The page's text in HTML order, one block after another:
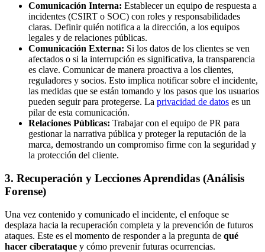
Comunicación Interna: Establecer un equipo de respuesta a
incidentes (CSIRT o SOC) con roles y responsabilidades
claras. Definir quién notifica a la dirección, a los equipos
legales y de relaciones públicas.
Comunicación Externa: Si los datos de los clientes se ven
afectados o si la interrupción es significativa, la transparencia
es clave. Comunicar de manera proactiva a los clientes,
reguladores y socios. Esto implica notificar sobre el incidente,
las medidas que se están tomando y los pasos que los usuarios
pueden seguir para protegerse. La privacidad de datos es un
pilar de esta comunicación.
Relaciones Públicas: Trabajar con el equipo de PR para
gestionar la narrativa pública y proteger la reputación de la
marca, demostrando un compromiso firme con la seguridad y
la protección del cliente.
3. Recuperación y Lecciones Aprendidas (Análisis
Forense)
Una vez contenido y comunicado el incidente, el enfoque se
desplaza hacia la recuperación completa y la prevención de futuros
ataques. Este es el momento de responder a la pregunta de qué
hacer ciberataque y cómo prevenir futuras ocurrencias.